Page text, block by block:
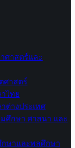
ศาสตร์และ
ศาสตร์
ไทย
ต่างประเทศ
ศึกษา ศาสนา และ
กษาและพลศึกษา